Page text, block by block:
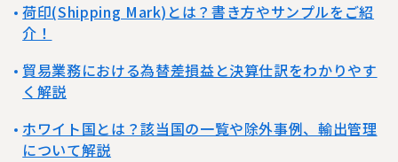
荷印(Shipping Mark)とは？書き方やサンプルをご紹
介！
貿易業務における為替差損益と決算仕訳をわかりやす
く解説
ホワイト国とは？該当国の一覧や除外事例、輸出管理
について解説